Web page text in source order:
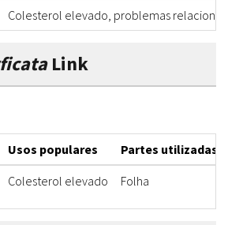
Colesterol elevado, problemas
Link
Usos populares
Partes utilizadas
Colesterol elevado Folha